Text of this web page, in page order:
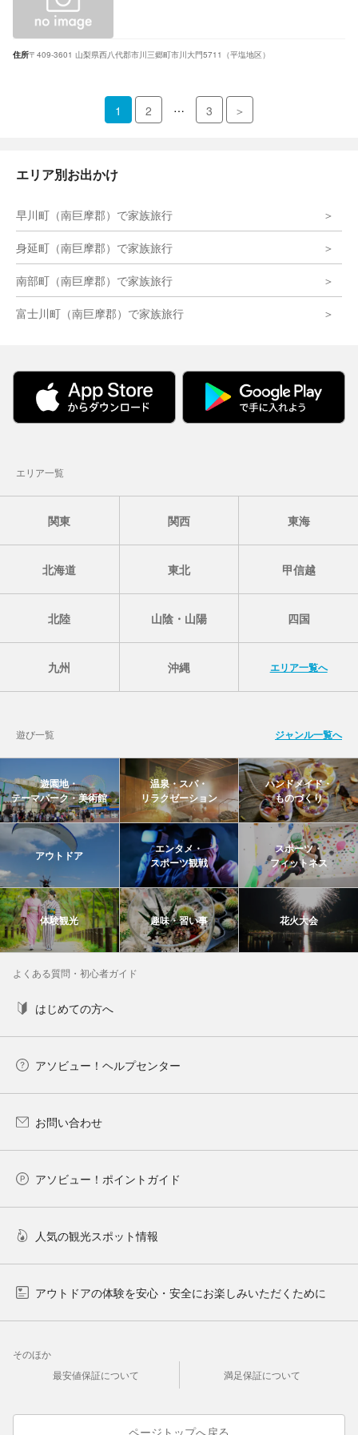
住所〒409-3601 山梨県西八代郡市川三郷町市川大門5711（平塩地区）
1 2 … 3 ＞
エリア別お出かけ
早川町（南巨摩郡）で家族旅行
身延町（南巨摩郡）で家族旅行
南部町（南巨摩郡）で家族旅行
富士川町（南巨摩郡）で家族旅行
エリア一覧
関東 関西 東海
北海道 東北 甲信越
北陸 山陰・山陽 四国
九州 沖縄 エリア一覧へ
遊び一覧 ジャンル一覧へ
遊園地・
テーマパーク・美術館
温泉・スパ・
リラクゼーション
ハンドメイド・
ものづくり
アウトドア
エンタメ・
スポーツ観戦
スポーツ・
フィットネス
体験観光 趣味・習い事 花火大会
よくある質問・初心者ガイド
はじめての方へ
アソビュー！ヘルプセンター
お問い合わせ
アソビュー！ポイントガイド
人気の観光スポット情報
アウトドアの体験を安心・安全にお楽しみいただくために
そのほか
最安値保証について
満足保証について
ページトップへ戻る